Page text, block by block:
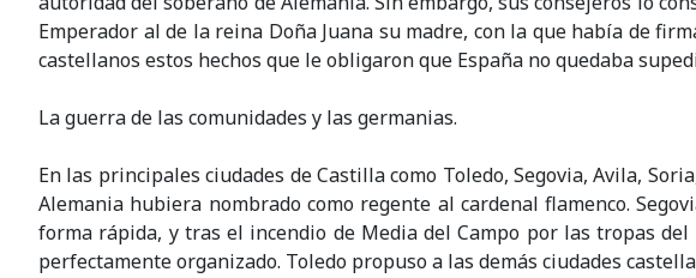
Emperador al de la reina Doña Juana su madre, con la que había de
castellanos estos hechos que le obligaron que España no quedaba
La guerra de las comunidades y las germanias.
En las principales ciudades de Castilla como Toledo, Segovia, Avila,
Alemania hubiera nombrado como regente al cardenal flamenco.
forma rápida, y tras el incendio de Media del Campo por las tropas
perfectamente organizado. Toledo propuso a las demás ciudades